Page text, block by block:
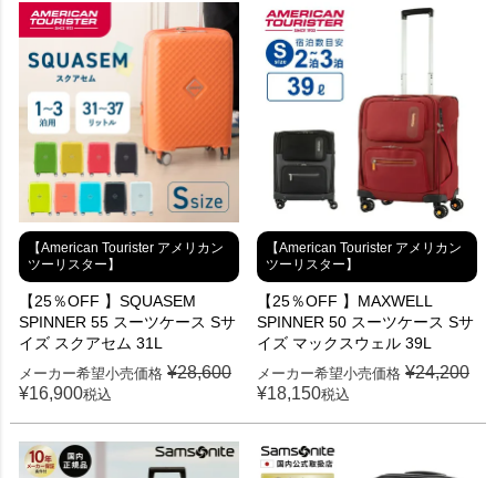
【American Tourister アメリカン
ツーリスター】
【25％OFF 】SQUASEM
SPINNER 55 スーツケース Sサ
イズ スクアセム 31L
メーカー希望小売価格 ¥28,600
¥16,900税込
【American Tourister アメリカン
ツーリスター】
【25％OFF 】MAXWELL
SPINNER 50 スーツケース Sサ
イズ マックスウェル 39L
メーカー希望小売価格 ¥24,200
¥18,150税込